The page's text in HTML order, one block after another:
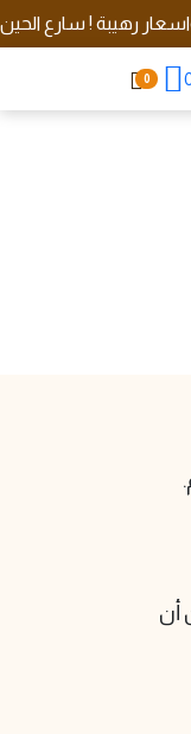
رهيبة ! سارع الحين
0
أن